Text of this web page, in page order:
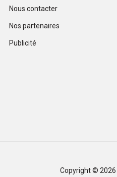
Nous contacter
Nos partenaires
Publicité
Copyright © 2026